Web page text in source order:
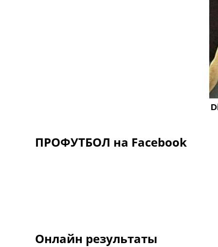
ПРОФУТБОЛ на Facebook
Онлайн результаты